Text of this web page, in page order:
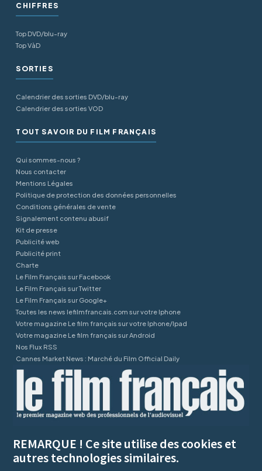
CHIFFRES
Top DVD/blu-ray
Top VàD
SORTIES
Calendrier des sorties DVD/blu-ray
Calendrier des sorties VOD
TOUT SAVOIR DU FILM FRANÇAIS
Qui sommes-nous ?
Nous contacter
Mentions Légales
Politique de protection des données personnelles
Conditions générales de vente
Signalement contenu abusif
Kit de presse
Publicité web
Publicité print
Charte
Le Film Français sur Facebook
Le Film Français sur Twitter
Le Film Français sur Google+
Toutes les news lefilmfrancais.com sur votre Iphone
Votre magazine Le film français sur votre Iphone/Ipad
Votre magazine Le film français sur Android
Nos Flux RSS
Cannes Market News : Marché du Film Official Daily
REMARQUE ! Ce site utilise des cookies et
autres technologies similaires.